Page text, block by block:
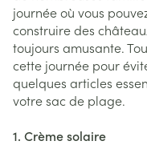
journée où vous
construire des
toujours amusante.
cette journée pour
quelques articles
votre sac de plage.
1. Crème solaire